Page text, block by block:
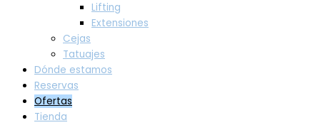
Lifting
Extensiones
Cejas
Tatuajes
Dónde estamos
Reservas
Ofertas
Tienda